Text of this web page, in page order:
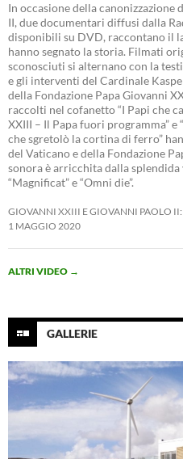
In occasione della canonizzazione
II, due documentari diffusi dalla
disponibili su DVD, raccontano il
hanno segnato la storia. Filmati
sconosciuti si alternano con la
e gli interventi del Cardinale
della Fondazione Papa Giovanni
raccolti nel cofanetto “I Papi che
XXIII – Il Papa fuori programma” e
che sgretolò la cortina di ferro”
del Vaticano e della Fondazione
sonora è arricchita dalla
“Magnificat” e “Omni die”.
GIOVANNI XXIII E GIOVANNI PAOLO
1 MAGGIO 2020
ALTRI VIDEO →
GALLERIE